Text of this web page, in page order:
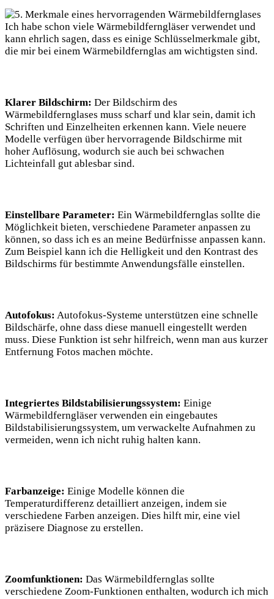
Ich habe schon viele Wärmebildferngläser verwendet und
kann ehrlich sagen, dass es einige Schlüsselmerkmale gibt,
die mir bei einem Wärmebildfernglas am wichtigsten sind.
Klarer Bildschirm: Der Bildschirm des
Wärmebildfernglases muss scharf und klar sein, damit ich
Schriften und Einzelheiten erkennen kann. Viele neuere
Modelle verfügen über hervorragende Bildschirme mit
hoher Auflösung, wodurch sie auch bei schwachen
Lichteinfall gut ablesbar sind.
Einstellbare Parameter: Ein Wärmebildfernglas sollte die
Möglichkeit bieten, verschiedene Parameter anpassen zu
können, so dass ich es an meine Bedürfnisse anpassen kann.
Zum Beispiel kann ich die Helligkeit und den Kontrast des
Bildschirms für bestimmte Anwendungsfälle einstellen.
Autofokus: Autofokus-Systeme unterstützen eine schnelle
Bildschärfe, ohne dass diese manuell eingestellt werden
muss. Diese Funktion ist sehr hilfreich, wenn man aus kurzer
Entfernung Fotos machen möchte.
Integriertes Bildstabilisierungssystem: Einige
Wärmebildferngläser verwenden ein eingebautes
Bildstabilisierungssystem, um verwackelte Aufnahmen zu
vermeiden, wenn ich nicht ruhig halten kann.
Farbanzeige: Einige Modelle können die
Temperaturdifferenz detailliert anzeigen, indem sie
verschiedene Farben anzeigen. Dies hilft mir, eine viel
präzisere Diagnose zu erstellen.
Zoomfunktionen: Das Wärmebildfernglas sollte
verschiedene Zoom-Funktionen enthalten, wodurch ich mich